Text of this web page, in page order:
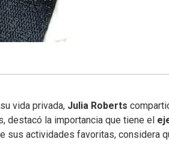
vida privada, Julia Roberts
la importancia que tiene el
sus actividades favoritas, considera